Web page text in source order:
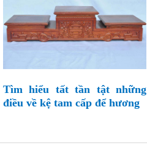
Tìm hiểu tất tần tật những
điều về kệ tam cấp để hương